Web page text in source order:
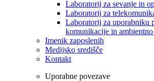
Laboratorij za sevanje in
Laboratorij za
Laboratorij za uporabniku
komunikacije in
Imenik zaposlenih
Medijsko središče
Kontakt
Uporabne povezave